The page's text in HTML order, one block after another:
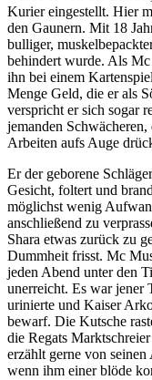
Kurier eingestellt. Hier
den Gaunern. Mit 18
bulliger,
behindert wurde. Als
ihn bei einem
Menge Geld, die er als
verspricht er sich sogar
jemanden
Arbeiten aufs Auge
Er der geborene
Gesicht, foltert und
möglichst wenig
anschließend zu
Shara etwas zurück zu
Dummheit frisst. Mc
jeden Abend unter den
unerreicht. Es war jener
urinierte und Kaiser
bewarf. Die Kutsche
die Regats
erzählt gerne von
wenn ihm einer blöde